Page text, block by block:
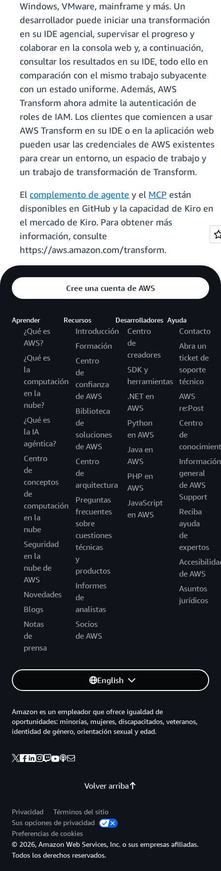
Windows, VMware, mainframe y más. Un
desarrollador puede iniciar una transformación
en su IDE agencial, supervisar el progreso y
colaborar en la consola web y, a continuación,
consultar los resultados en su IDE, todo ello en
comparación con el mismo trabajo subyacente
con un estado uniforme. Además, AWS
Transform ahora admite la autenticación de
roles de IAM. Los clientes que comiencen a usar
AWS Transform en su IDE o en la aplicación web
pueden usar las credenciales de AWS existentes
para crear un entorno, un espacio de trabajo y
un trabajo de transformación de Transform.
El complemento de agente y el MCP están
disponibles en GitHub y la capacidad de Kiro en
el mercado de Kiro. Para obtener más
información, consulte
https://aws.amazon.com/transform.
Cree una cuenta de AWS
Aprender
¿Qué es
AWS?
¿Qué es
la
computación
en la
nube?
¿Qué es
la IA
agéntica?
Centro
de
conceptos
de
computación
en la
nube
Seguridad
en la
nube de
AWS
Novedades
Blogs
Notas
de
prensa
Recursos
Introducción
Formación
Centro
de
confianza
de AWS
Biblioteca
de
soluciones
de AWS
Centro
de
arquitectura
Preguntas
frecuentes
sobre
cuestiones
técnicas
y
productos
Informes
de
analistas
Socios
de AWS
Desarrolladores
Centro
de
creadores
SDK y
herramientas
.NET en
AWS
Python
en AWS
Java en
AWS
PHP en
AWS
JavaScript
en AWS
Ayuda
Contacto
Abra un
ticket de
soporte
técnico
AWS
re:Post
Centro
de
Información
general
de AWS
Support
Reciba
ayuda
de
expertos
de AWS
Asuntos
jurídicos
English
Volver arriba
Amazon es un empleador que ofrece igualdad de
oportunidades: minorías, mujeres, discapacitados, veteranos,
identidad de género, orientación sexual y edad.
Privacidad
Términos del sitio
Sus opciones de privacidad
Preferencias de cookies
© 2026, Amazon Web Services, Inc. o sus empresas afiliadas.
Todos los derechos reservados.